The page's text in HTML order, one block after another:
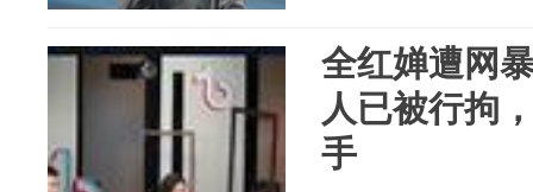
全红婵遭网
人已被行拘
手